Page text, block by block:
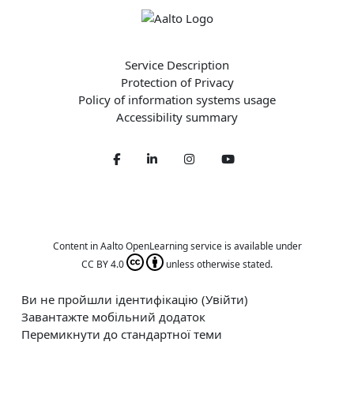
Service Description
Protection of Privacy
Policy of information systems usage
Accessibility summary
FacebookLinkedIn Twitter
Content in Aalto OpenLearning service is available under
CC BY 4.0
unless otherwise stated.
Ви не пройшли ідентифікацію (Увійти)
Завантажте мобільний додаток
Перемикнути до стандартної теми